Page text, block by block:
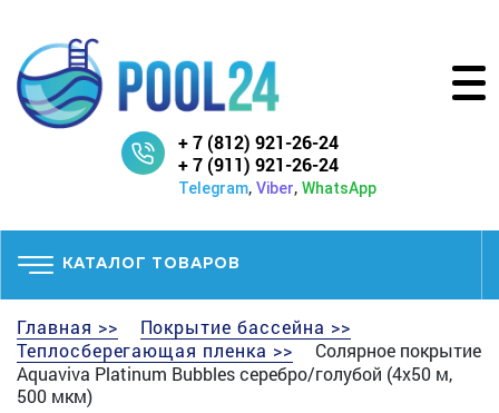
+ 7 (812) 921-26-24
+ 7 (911) 921-26-24
Telegram, Viber, WhatsApp
КАТАЛОГ ТОВАРОВ
Главная >>
Покрытие бассейна >>
Теплосберегающая пленка >>
Солярное покрытие
Aquaviva Platinum Bubbles серебро/голубой (4х50 м,
500 мкм)